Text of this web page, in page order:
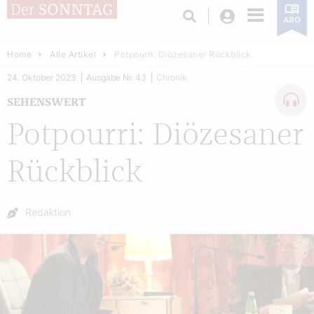
Login ABO
Home Alle Artikel Potpourri: Diözesaner Rückblick
Potpourri: Diözesaner
Rückblick
SEHENSWERT
24. Oktober 2023 Ausgabe Nr. 43 Chronik
Autor:
Redaktion